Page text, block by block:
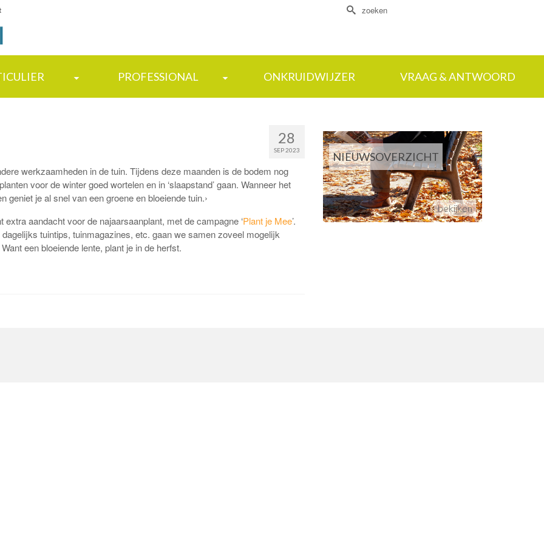
Zoek
PROFESSIONAL ONKRUIDWIJZER VRAAG & ANTWOORD
28
SEP 2023
werkzaamheden in de tuin. Tijdens deze maanden is de bodem nog
voor de winter goed wortelen en in ‘slaapstand’ gaan. Wanneer het
je al snel van een groene en bloeiende tuin.›
aandacht voor de najaarsaanplant, met de campagne ‘Plant je Mee’.
tuintips, tuinmagazines, etc. gaan we samen zoveel mogelijk
een bloeiende lente, plant je in de herfst.
NIEUWSOVERZICHT
bekijken